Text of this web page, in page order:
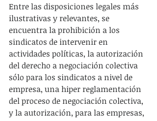
Entre las disposiciones legales más
ilustrativas y relevantes, se
encuentra la prohibición a los
sindicatos de intervenir en
actividades políticas, la autorización
del derecho a negociación colectiva
sólo para los sindicatos a nivel de
empresa, una hiper reglamentación
del proceso de negociación colectiva,
y la autorización, para las empresas,